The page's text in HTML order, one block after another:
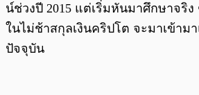
น์ช่วงปี 2015 แต่เริ่มหันมาศึกษาจริง
ในไม่ช้าสกุลเงินคริปโต จะมาเข้าม
ปัจจุบัน